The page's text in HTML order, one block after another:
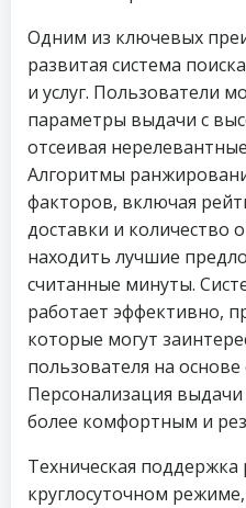
Одним из ключевых
развитая система
и услуг. Пользователи
параметры выдачи с
отсеивая
Алгоритмы
факторов, включая
доставки и количество
находить лучшие
считанные минуты.
работает эффективно,
которые могут
пользователя на
Персонализация
более комфортным и
Техническая поддержка
круглосуточном